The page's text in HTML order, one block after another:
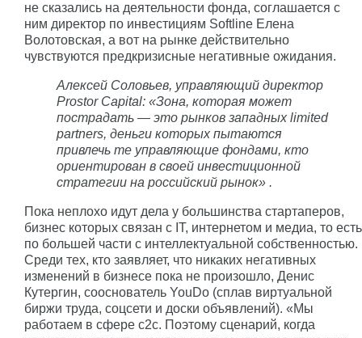
не сказались на деятельности фонда, соглашается с
ним директор по инвестициям Softline Елена
Волотовская, а вот на рынке действительно
чувствуются предкризисные негативные ожидания.
Алексей Соловьев, управляющий директор
Prostor Capital: «Зона, которая может
пострадать — это рынков западных limited
partners, деньги которых пытаются
привлечь те управляющие фондами, кто
ориентирован в своей инвестиционной
стратегии на российский рынок» .
Пока неплохо идут дела у большинства стартаперов,
бизнес которых связан с IT, интернетом и медиа, то есть
по большей части с интеллектуальной собственностью.
Среди тех, кто заявляет, что никаких негативных
изменений в бизнесе пока не произошло, Денис
Кутергин, сооснователь YouDo (сплав виртуальной
биржи труда, соцсети и доски объявлений). «Мы
работаем в сфере c2c. Поэтому сценарий, когда